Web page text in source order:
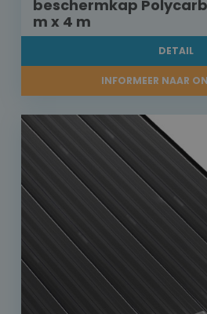
beschermkap
m x 4 m
DETAIL
INFORMEER NAAR